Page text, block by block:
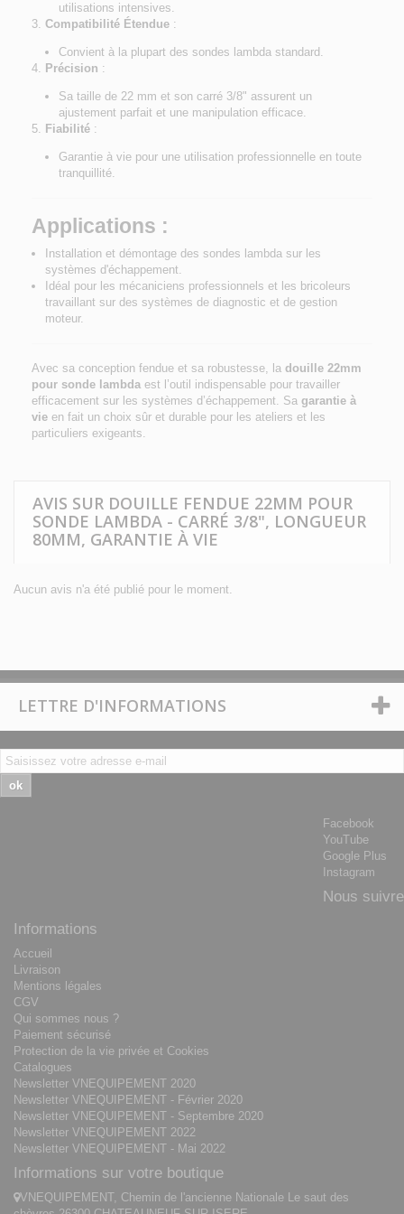
utilisations intensives.
Compatibilité Étendue :
Convient à la plupart des sondes lambda standard.
Précision :
Sa taille de 22 mm et son carré 3/8" assurent un
ajustement parfait et une manipulation efficace.
Fiabilité :
Garantie à vie pour une utilisation professionnelle en toute
tranquillité.
Applications :
Installation et démontage des sondes lambda sur les
systèmes d'échappement.
Idéal pour les mécaniciens professionnels et les bricoleurs
travaillant sur des systèmes de diagnostic et de gestion
moteur.
Avec sa conception fendue et sa robustesse, la douille 22mm
pour sonde lambda est l’outil indispensable pour travailler
efficacement sur les systèmes d’échappement. Sa garantie à
vie en fait un choix sûr et durable pour les ateliers et les
particuliers exigeants.
AVIS SUR DOUILLE FENDUE 22MM POUR
SONDE LAMBDA - CARRÉ 3/8", LONGUEUR
80MM, GARANTIE À VIE
Aucun avis n'a été publié pour le moment.
LETTRE D'INFORMATIONS
ok
Facebook
YouTube
Google Plus
Instagram
Nous suivre
Informations
Accueil
Livraison
Mentions légales
CGV
Qui sommes nous ?
Paiement sécurisé
Protection de la vie privée et Cookies
Catalogues
Newsletter VNEQUIPEMENT 2020
Newsletter VNEQUIPEMENT - Février 2020
Newsletter VNEQUIPEMENT - Septembre 2020
Newsletter VNEQUIPEMENT 2022
Newsletter VNEQUIPEMENT - Mai 2022
Informations sur votre boutique
VNEQUIPEMENT, Chemin de l'ancienne Nationale Le saut des